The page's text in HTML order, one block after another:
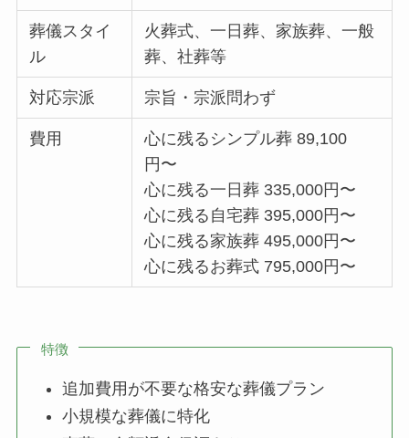
葬儀スタイ
ル
火葬式、一日葬、家族葬、一般
葬、社葬等
対応宗派 宗旨・宗派問わず
費用
心に残るシンプル葬 89,100
円〜
心に残る一日葬 335,000円〜
心に残る自宅葬 395,000円〜
心に残る家族葬 495,000円〜
心に残るお葬式 795,000円〜
特徴
追加費用が不要な格安な葬儀プラン
小規模な葬儀に特化